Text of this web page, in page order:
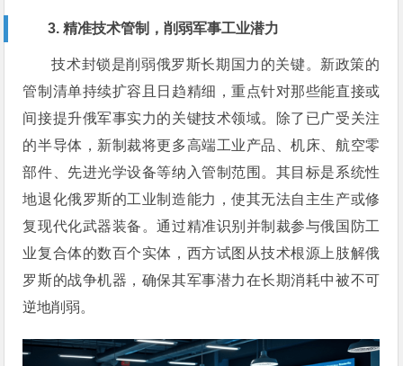
3. 精准技术管制，削弱军事工业潜力
技术封锁是削弱俄罗斯长期国力的关键。新政策的
管制清单持续扩容且日趋精细，重点针对那些能直接或
间接提升俄军事实力的关键技术领域。除了已广受关注
的半导体，新制裁将更多高端工业产品、机床、航空零
部件、先进光学设备等纳入管制范围。其目标是系统性
地退化俄罗斯的工业制造能力，使其无法自主生产或修
复现代化武器装备。通过精准识别并制裁参与俄国防工
业复合体的数百个实体，西方试图从技术根源上肢解俄
罗斯的战争机器，确保其军事潜力在长期消耗中被不可
逆地削弱。